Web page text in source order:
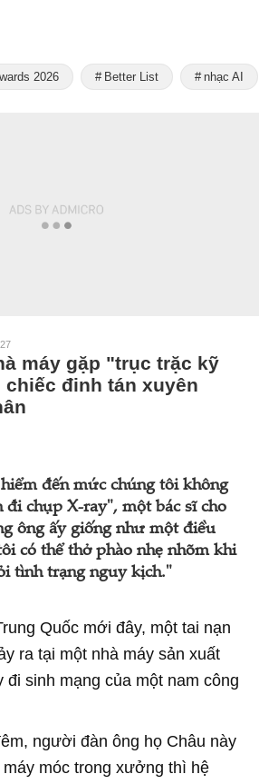
2026 Better List nhạc AI
máy gặp "trục trặc kỹ
chiếc đinh tán xuyên
đến mức chúng tôi không
đi chụp X-ray", một bác sĩ cho
ông ấy giống như một điều
có thể thở phào nhẹ nhõm khi
tình trạng nguy kịch."
Quốc mới đây, một tai nạn
ra tại một nhà máy sản xuất
đi sinh mạng của một nam công
người đàn ông họ Châu này
móc trong xưởng thì hệ